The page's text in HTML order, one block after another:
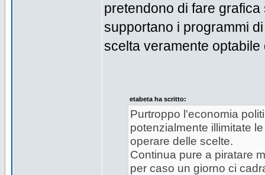
pretendono di fare
supportano i programmi
scelta veramente
etabeta ha scritto:
Purtroppo l'economia
potenzialmente illimitate
operare delle scelte.
Continua pure a piratare
per caso un giorno ci